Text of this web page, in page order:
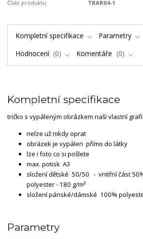
Číslo produktu: TRAR04-1
Kompletní specifikace
Parametry
Hodnocení
0 Komentáře 0
Kompletní specifikace
tričko s vypáleným obrázkem naši vlastní
nelze už nikdy oprat
obrázek je vypálen přímo do látky
lze i foto co si pošlete
max. potisk A3
složení dětské 50/50 - vnitřní část
polyester - 180 g/m²
složení pánské/dámské 100%
Parametry